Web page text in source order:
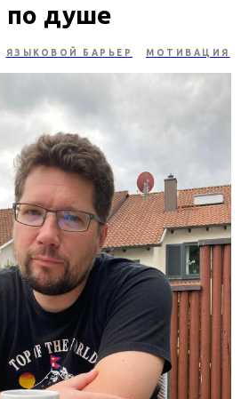
по душе
ЯЗЫКОВОЙ БАРЬЕР МОТИВАЦИЯ